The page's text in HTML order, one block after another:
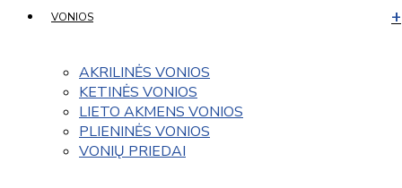
VONIOS
AKRILINĖS VONIOS
KETINĖS VONIOS
LIETO AKMENS VONIOS
PLIENINĖS VONIOS
VONIŲ PRIEDAI